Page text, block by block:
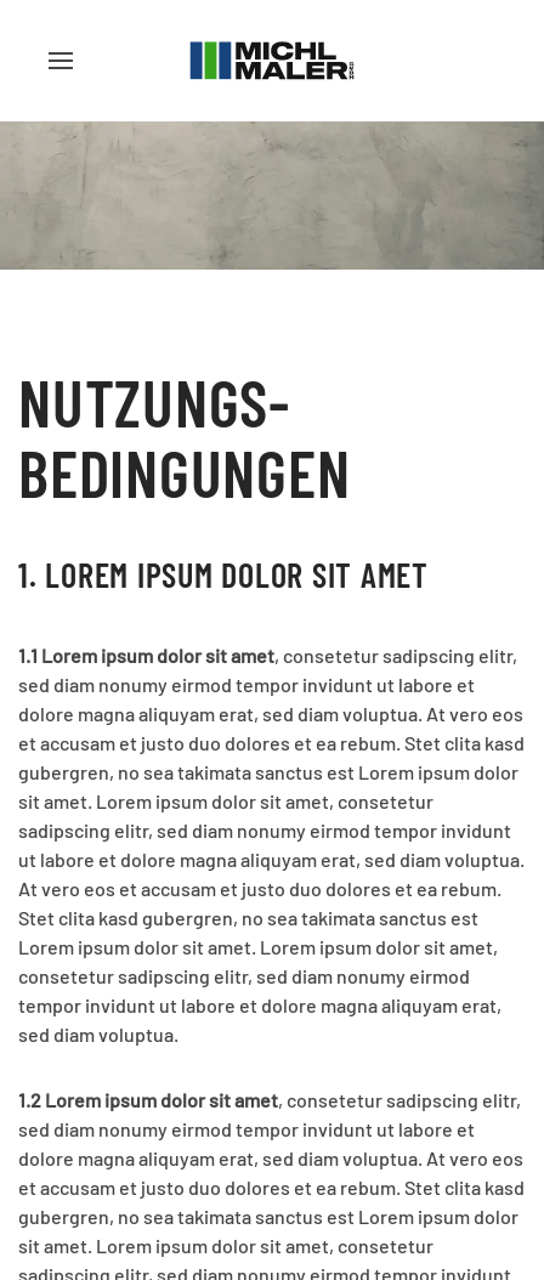
NUTZUNGS­
BEDINGUNGEN
1. LOREM IPSUM DOLOR SIT AMET
1.1 Lorem ipsum dolor sit amet, consetetur sadipscing elitr,
sed diam nonumy eirmod tempor invidunt ut labore et
dolore magna aliquyam erat, sed diam voluptua. At vero eos
et accusam et justo duo dolores et ea rebum. Stet clita kasd
gubergren, no sea takimata sanctus est Lorem ipsum dolor
sit amet. Lorem ipsum dolor sit amet, consetetur
sadipscing elitr, sed diam nonumy eirmod tempor invidunt
ut labore et dolore magna aliquyam erat, sed diam voluptua.
At vero eos et accusam et justo duo dolores et ea rebum.
Stet clita kasd gubergren, no sea takimata sanctus est
Lorem ipsum dolor sit amet. Lorem ipsum dolor sit amet,
consetetur sadipscing elitr, sed diam nonumy eirmod
tempor invidunt ut labore et dolore magna aliquyam erat,
sed diam voluptua.
1.2 Lorem ipsum dolor sit amet, consetetur sadipscing elitr,
sed diam nonumy eirmod tempor invidunt ut labore et
dolore magna aliquyam erat, sed diam voluptua. At vero eos
et accusam et justo duo dolores et ea rebum. Stet clita kasd
gubergren, no sea takimata sanctus est Lorem ipsum dolor
sit amet. Lorem ipsum dolor sit amet, consetetur
sadipscing elitr, sed diam nonumy eirmod tempor invidunt